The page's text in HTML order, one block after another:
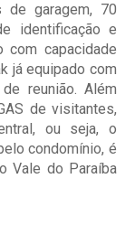
de garagem, 70
identificação e
com capacidade
já equipado com
reunião. Além
de visitantes,
ou seja, o
condomínio, é
Vale do Paraíba